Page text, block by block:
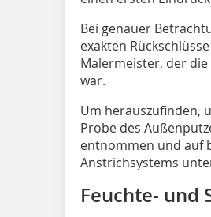
Bei genauer
exakten
Malermeister, der
war.
Um herauszufinden,
Probe des
entnommen und auf
Anstrichsystems
Feuchte- und